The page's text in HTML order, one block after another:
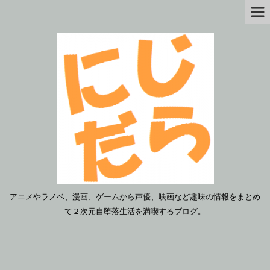
アニメやラノベ、漫画、ゲームから声優、映画など趣味の情報をまとめ
て２次元自堕落生活を満喫するブログ。